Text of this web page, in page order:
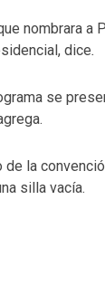
nombrara a
dice.
se
de la
silla vacía.